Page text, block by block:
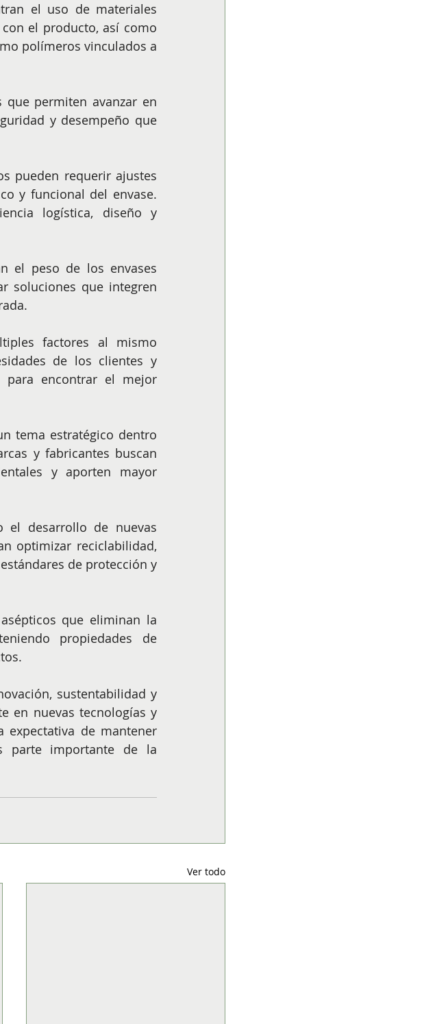
el uso de materiales
el producto, así como
polímeros vinculados a
permiten avanzar en
y desempeño que
pueden requerir ajustes
y funcional del envase.
logística, diseño y
el peso de los envases
soluciones que integren
factores al mismo
de los clientes y
para encontrar el mejor
tema estratégico dentro
y fabricantes buscan
y aporten mayor
el desarrollo de nuevas
optimizar reciclabilidad,
de protección y
que eliminan la
propiedades de
sustentabilidad y
en nuevas tecnologías y
expectativa de mantener
parte importante de la
Ver todo